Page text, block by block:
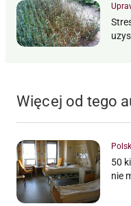
Więcej od tego
50
nie